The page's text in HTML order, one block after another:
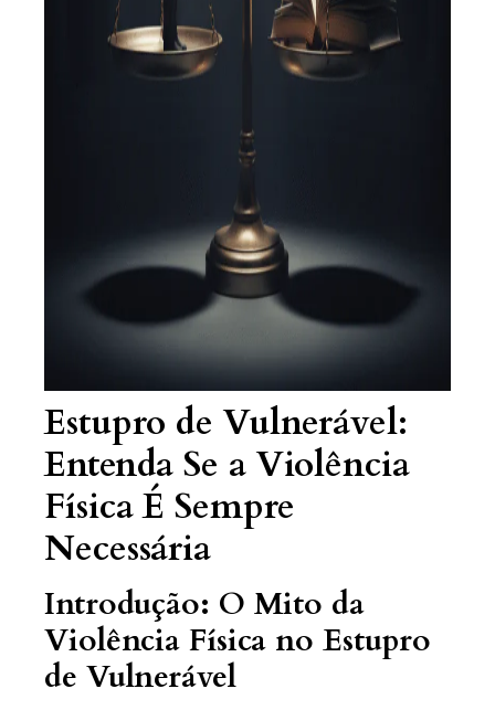
Estupro de Vulnerável:
Entenda Se a Violência
Física É Sempre
Necessária
Introdução: O Mito da
Violência Física no Estupro
de Vulnerável